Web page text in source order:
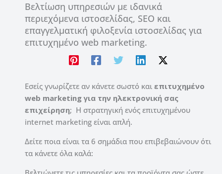
Βελτίωση υπηρεσιών με ιδανικά
περιεχόμενα ιστοσελίδας, SEO και
επαγγελματική φιλοξενία ιστοσελίδας για
επιτυχημένο web marketing.
Εσείς γνωρίζετε αν κάνετε σωστό και επιτυχημένο
web marketing για την ηλεκτρονική σας
επιχείρηση; Η στρατηγική ενός επιτυχημένου
internet marketing είναι απλή.
Δείτε ποια είναι τα 6 σημάδια που επιβεβαιώνουν ότι
τα κάνετε όλα καλά: